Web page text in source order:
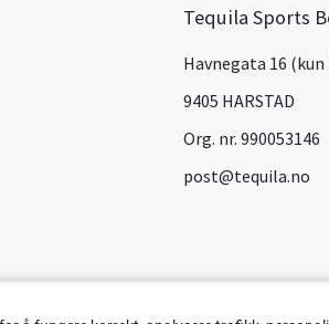
Tequila Sports
Havnegata 16
9405 HARSTAD
Org. nr. 990053146
post@tequila.no